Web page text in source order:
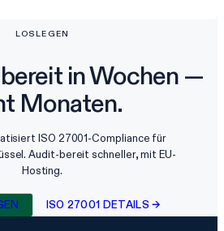
LOSLEGEN
in Wochen —
Monaten.
ISO 27001-Compliance für
Audit-bereit schneller, mit EU-
Hosting.
ISO 27001 DETAILS →